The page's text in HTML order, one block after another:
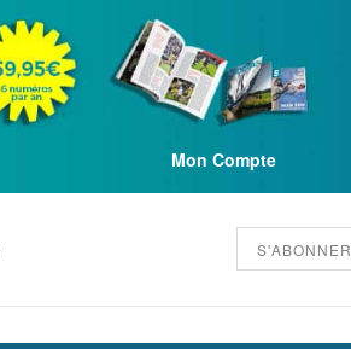
Mon Compte
S'ABONNER